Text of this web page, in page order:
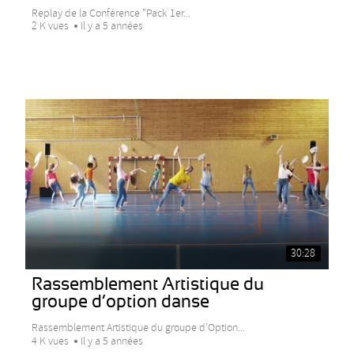
Replay de la Conférence "Pack 1er...
2 K vues
Il y a 5 années
30:28
Rassemblement Artistique du
groupe d’option danse
Rassemblement Artistique du groupe d’Option...
4 K vues
Il y a 5 années